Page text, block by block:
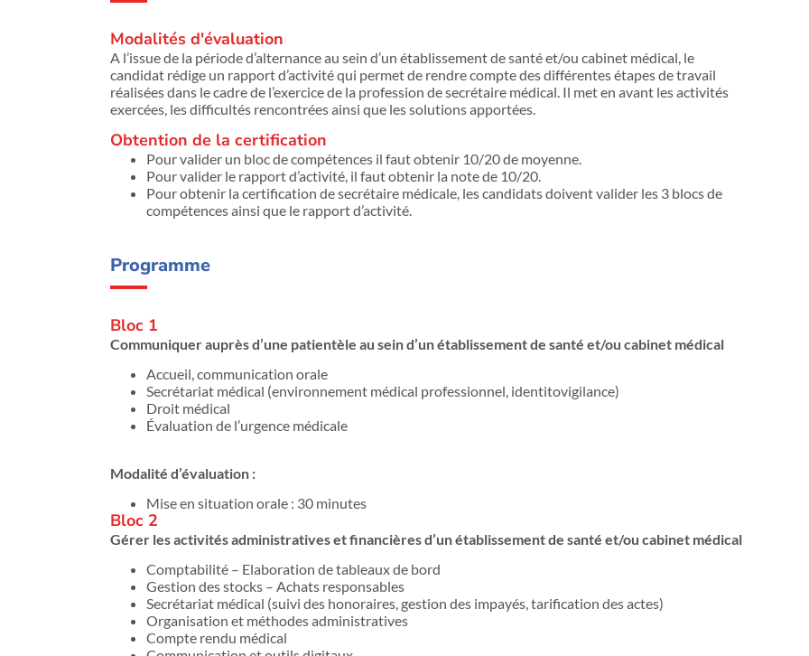
Modalités d'évaluation
A l’issue de la période d’alternance au sein d’un établissement de santé et/ou cabinet médical, le
candidat rédige un rapport d’activité qui permet de rendre compte des différentes étapes de travail
réalisées dans le cadre de l’exercice de la profession de secrétaire médical. Il met en avant les activités
exercées, les difficultés rencontrées ainsi que les solutions apportées.
Obtention de la certification
Pour valider un bloc de compétences il faut obtenir 10/20 de moyenne.
Pour valider le rapport d’activité, il faut obtenir la note de 10/20.
Pour obtenir la certification de secrétaire médicale, les candidats doivent valider les 3 blocs de
compétences ainsi que le rapport d’activité.
Programme
Bloc 1
Communiquer auprès d’une patientèle au sein d’un établissement de santé et/ou cabinet médical
Accueil, communication orale
Secrétariat médical (environnement médical professionnel, identitovigilance)
Droit médical
Évaluation de l’urgence médicale
Modalité d’évaluation :
Mise en situation orale : 30 minutes
Bloc 2
Gérer les activités administratives et financières d’un établissement de santé et/ou cabinet médical
Comptabilité – Elaboration de tableaux de bord
Gestion des stocks – Achats responsables
Secrétariat médical (suivi des honoraires, gestion des impayés, tarification des actes)
Organisation et méthodes administratives
Compte rendu médical